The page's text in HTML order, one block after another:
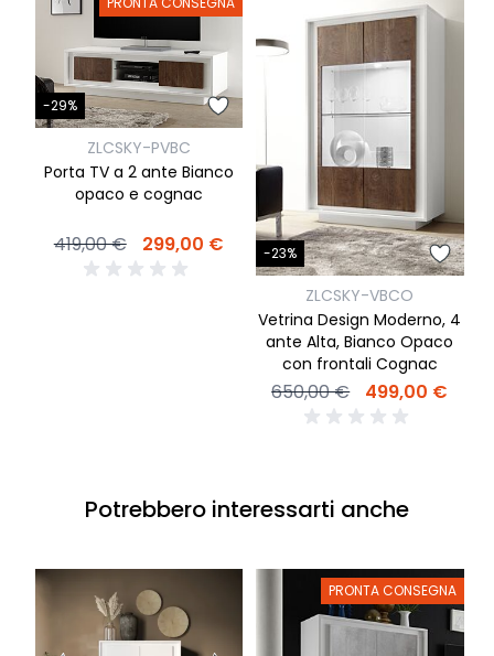
-29%
ZLCSKY-PVBC
Porta TV a 2 ante Bianco
opaco e cognac
419,00 € 299,00 € -23%
ZLCSKY-VBCO
Vetrina Design Moderno, 4
ante Alta, Bianco Opaco
con frontali Cognac
650,00 € 499,00 €
Potrebbero interessarti anche
PRONTA CONSEGNA